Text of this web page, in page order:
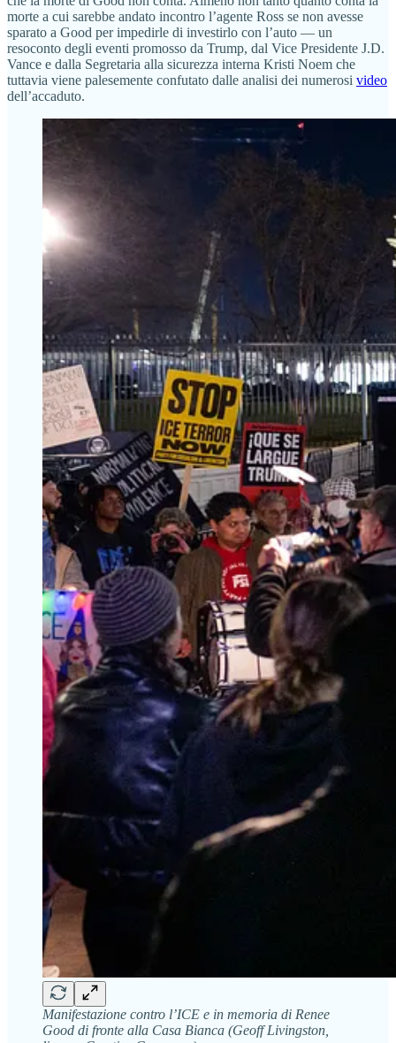
morte a cui sarebbe andato incontro l’agente Ross se non avesse
sparato a Good per impedirle di investirlo con l’auto — un
resoconto degli eventi promosso da Trump, dal Vice Presidente J.D.
Vance e dalla Segretaria alla sicurezza interna Kristi Noem che
tuttavia viene palesemente confutato dalle analisi dei numerosi video
dell’accaduto.
Manifestazione contro l’ICE e in memoria di Renee
Good di fronte alla Casa Bianca (Geoff Livingston,